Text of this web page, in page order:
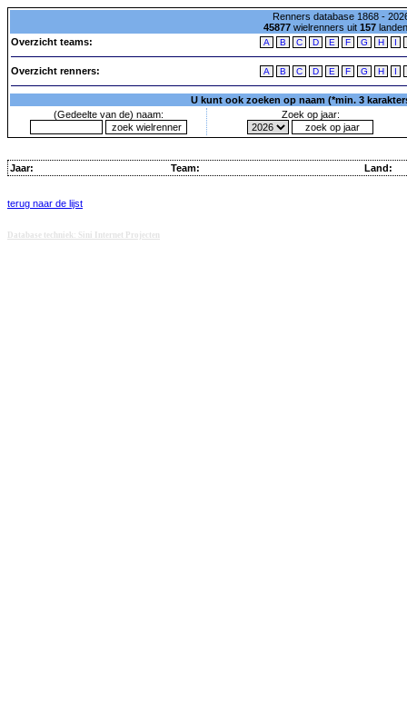
Renners database 1868 -
45877wielrenners uit 157
Overzicht teams:
A B C D E F G H I
Overzicht renners: A B C D E F G H I
U kunt ook zoeken op naam (*min. 3
(Gedeelte van de) naam:
Zoek op jaar:
Jaar: Team: Land:
terug naar de lijst
Database techniek: Sini Internet Projecten